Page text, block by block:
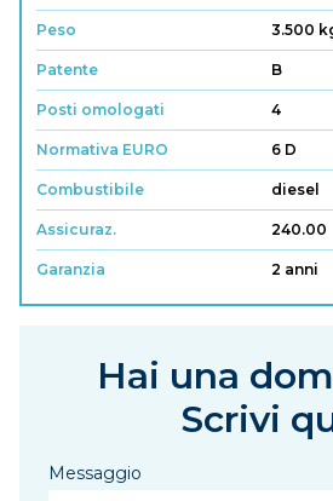
Peso 3.500
Patente B
Posti omologati 4
Normativa EURO 6 D
Combustibile diesel
Assicuraz. 240.00
Garanzia 2 anni
Hai una
Scrivi
Messaggio